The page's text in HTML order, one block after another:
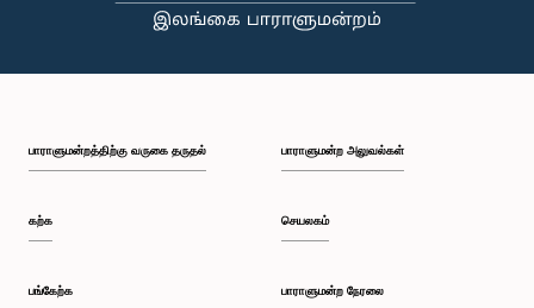
பாராளுமன்றத்திற்கு வருகை தருதல்
கற்க
பங்கேற்க
பாராளுமன்ற அலுவல்கள்
செயலகம்
பாராளுமன்ற நேரலை